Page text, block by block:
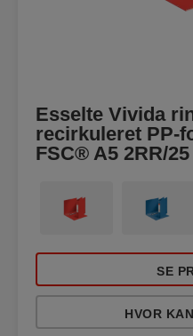
Esselte Vivida
recirkuleret PP-
FSC® A5 2RR/
SE
HVOR